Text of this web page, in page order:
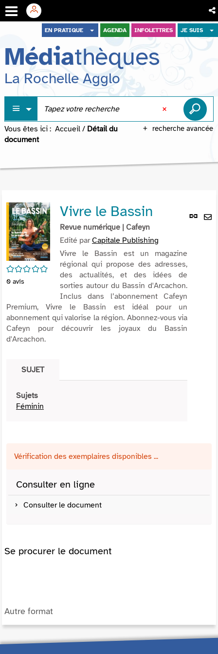
menu
contenu
recherche
EN PRATIQUE AGENDA INFOLETTRES JE SUIS
Médiathèques
La Rochelle Agglo
recherche avancée
Vous êtes ici : Accueil / Détail du
document
Lien
/5
0 avis
Vivre le Bassin
Revue numérique | Cafeyn
Edité parCapitale Publishing
Vivre le Bassin est un magazine
régional qui propose des adresses,
des actualités, et des idées de
sorties autour du Bassin d'Arcachon.
Inclus dans l’abonnement Cafeyn
Premium, Vivre le Bassin est idéal pour un
abonnement qui valorise la région. Abonnez-vous via
Cafeyn pour découvrir les joyaux du Bassin
d'Arcachon.
SUJET
Sujets
Féminin
Vérification des exemplaires disponibles ...
Consulter en ligne
Consulter le document
Se procurer le document
Autre format